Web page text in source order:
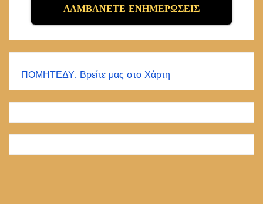
ΠΟΜΗΤΕΔΥ. Βρείτε μας στο Χάρτη